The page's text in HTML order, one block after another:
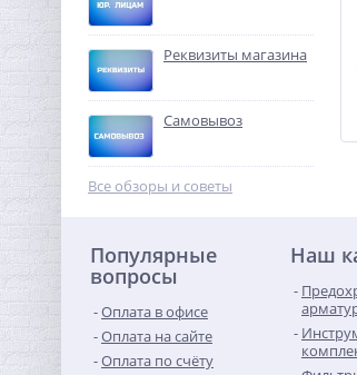
Муфта редукция 1"1/4 x
3/4" (ВР) латунь UNI-FITT
1 376,00 руб.
-68%
Реквизиты магазина
Самовывоз
Все обзоры и советы
Популярные
вопросы
Оплата в офисе
Оплата на сайте
Оплата по счёту
Наш